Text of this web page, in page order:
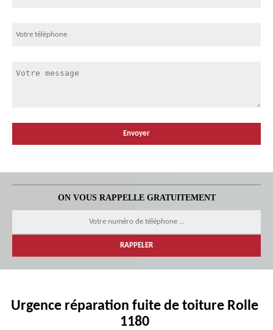
ON VOUS RAPPELLE GRATUITEMENT
Urgence réparation fuite de toiture Rolle
1180